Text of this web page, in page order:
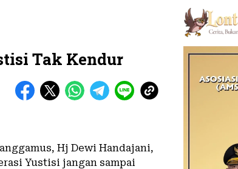
Tak Kendur
Hj Dewi Handajani,
Yustisi jangan sampai